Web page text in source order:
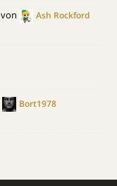
von Ash Rockford
Bort1978